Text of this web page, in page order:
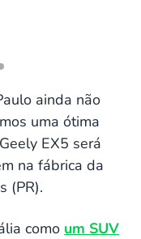
ainda não
uma ótima
EX5 será
na fábrica da
(PR).
como um SUV